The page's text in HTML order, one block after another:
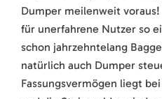
Dumper meilenweit
für unerfahrene Nutzer so
schon jahrzehntelang
natürlich auch Dumper
Fassungsvermögen liegt